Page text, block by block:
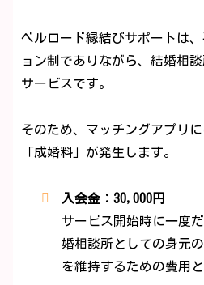
ベルロード縁結びサポートは
ョン制でありながら、結婚相
サービスです。
そのため、マッチングアプリ
「成婚料」が発生します。
入会金：30,000円
サービス開始時に一度
婚相談所としての身元
を維持するための費用